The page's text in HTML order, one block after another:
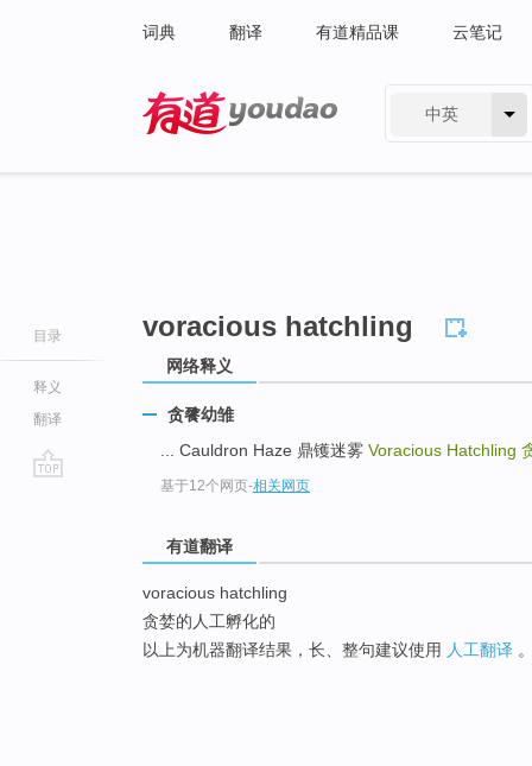
词典 翻译 有道精品课 云笔记
中英
目录
释义
翻译
voracious hatchling
网络释义
贪餮幼雏
... Cauldron Haze 鼎镬迷雾 Voracious Hatchling
基于12个网页-相关网页
有道翻译
voracious hatchling
贪婪的人工孵化的
以上为机器翻译结果，长、整句建议使用 人工翻译